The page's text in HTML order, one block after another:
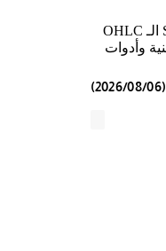
مخطط أسعار سهم SWKS الـ OHLC
وأدوات